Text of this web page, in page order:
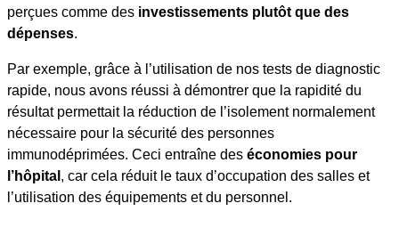
perçues comme des investissements plutôt que des
dépenses.
Par exemple, grâce à l’utilisation de nos tests de diagnostic
rapide, nous avons réussi à démontrer que la rapidité du
résultat permettait la réduction de l’isolement normalement
nécessaire pour la sécurité des personnes
immunodéprimées. Ceci entraîne des économies pour
l’hôpital , car cela réduit le taux d’occupation des salles et
l’utilisation des équipements et du personnel.